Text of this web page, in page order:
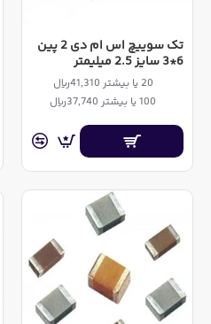
تک سوییچ اس ام دی 2 پین
6*3 سایز 2.5 میلیمتر
20 یا بیشتر 41,310ریال
100 یا بیشتر 37,740ریال